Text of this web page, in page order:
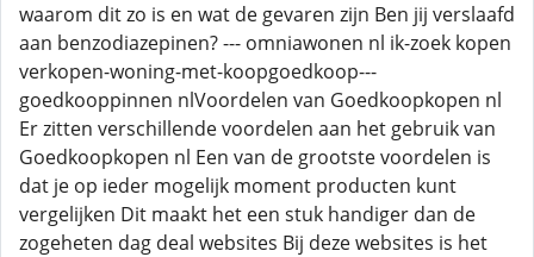
waarom dit zo is en wat de gevaren zijn Ben jij verslaafd
aan benzodiazepinen? --- omniawonen nl ik-zoek kopen
verkopen-woning-met-koopgoedkoop---
goedkooppinnen nlVoordelen van Goedkoopkopen nl
Er zitten verschillende voordelen aan het gebruik van
Goedkoopkopen nl Een van de grootste voordelen is
dat je op ieder mogelijk moment producten kunt
vergelijken Dit maakt het een stuk handiger dan de
zogeheten dag deal websites Bij deze websites is het